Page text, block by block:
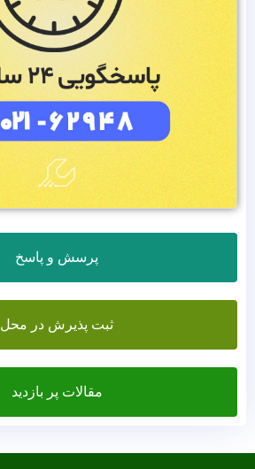
پرسش و پاسخ
ثبت پذیرش در محل
مقالات پر بازدید